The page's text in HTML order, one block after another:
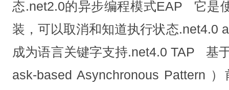
态.net2.0的异步编程模式EAP 它是
装，可以取消和知道执行状态
成为语言关键字支持.net4.0 TAP 基
ask-based Asynchronous Pattern